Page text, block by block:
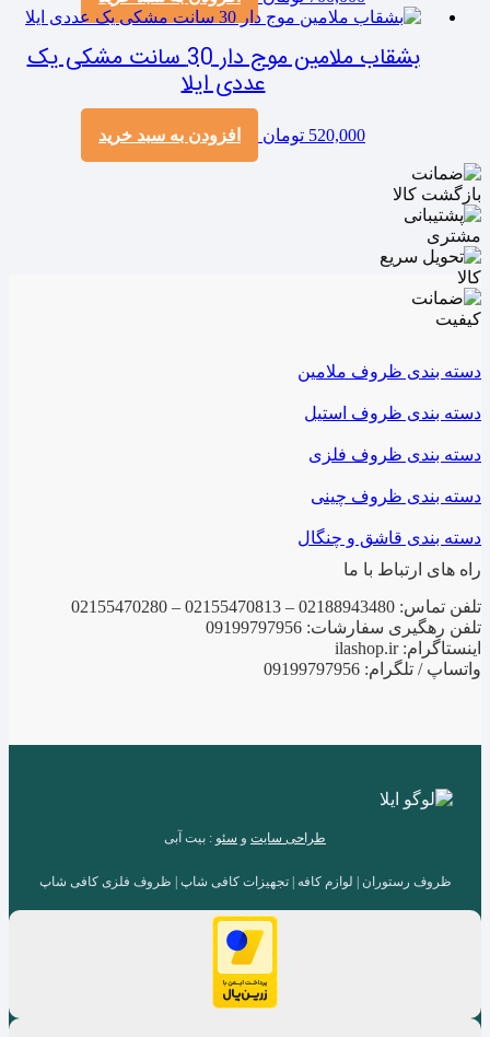
بشقاب ملامین موج دار 30 سانت مشکی یک
عددی ایلا
520,000 تومان افزودن به سبد خرید
دسته بندی ظروف ملامین
دسته بندی ظروف استیل
دسته بندی ظروف فلزی
دسته بندی ظروف چینی
دسته بندی قاشق و چنگال
راه های ارتباط با ما
تلفن تماس: 02188943480 – 02155470813 – 02155470280
تلفن رهگیری سفارشات: 09199797956
اینستاگرام: ilashop.ir
واتساپ / تلگرام: 09199797956
طراحی سایت و سئو : بیت آبی
ظروف رستوران | لوازم کافه | تجهیزات کافی شاپ | ظروف فلزی کافی شاپ